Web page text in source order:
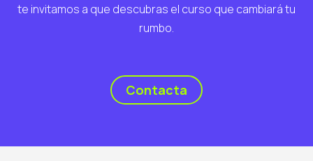
te invitamos a que descubras el curso que cambiará tu
rumbo.
Contacta